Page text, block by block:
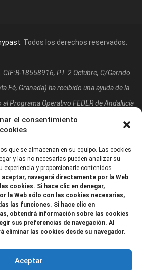
el consentimiento
que se almacenan en su equipo. Las cookies
y las no necesarias pueden analizar su
experiencia y proporcionarle contenidos
aceptar, navegará directamente por la Web
cookies. Si hace clic en denegar,
la Web sólo con las cookies necesarias,
las funciones. Si hace clic en
obtendrá información sobre las cookies
sus preferencias de navegación. Al
eliminar las cookies desde su navegador.
Aceptar
. Todos los derechos reservados.
CIF:B-18558916, P.I. 2 Octubre, C/Garrido
Fé, Granada) ha recibido una ayuda de la
Programa Operativo FEDER de Andalucía
parte de la respuesta de la Unión a la
UE), para compensar el sobrecoste
y/o electricidad a pymes y autónomos
por el incremento de los precios del gas
por el impacto de la guerra de
de Rusia contra Ucrania.”